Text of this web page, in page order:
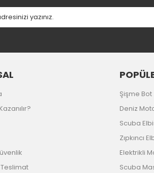
ürüne benzer farklı alternatifler olmalı.
Şişme Bot
Deniz
Scuba
Zıpkıncı
Elektrikli
Scuba